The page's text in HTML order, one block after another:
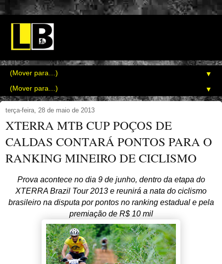
▼
▼
terça-feira, 28 de maio de 2013
XTERRA MTB CUP POÇOS DE
CALDAS CONTARÁ PONTOS PARA O
RANKING MINEIRO DE CICLISMO
Prova acontece no dia 9 de junho, dentro da etapa do
XTERRA Brazil Tour 2013 e reunirá a nata do ciclismo
brasileiro na disputa por pontos no ranking estadual e pela
premiação de R$ 10 mil